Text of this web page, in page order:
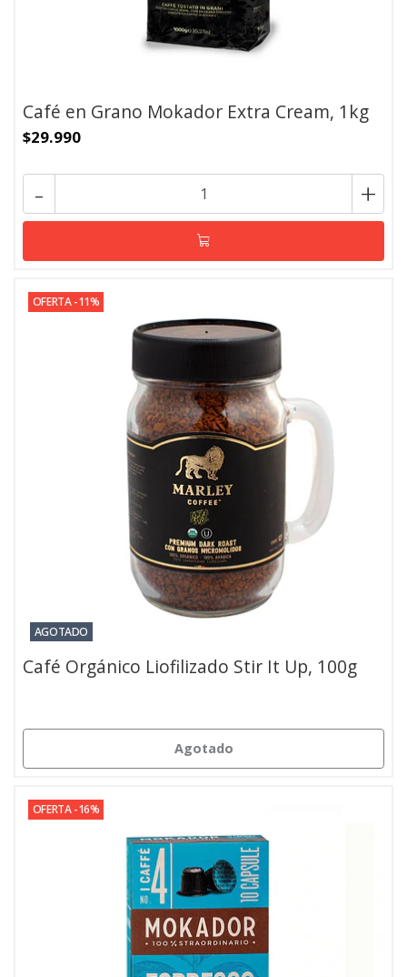
Café en Grano Mokador Extra Cream, 1kg
$29.990
- +
OFERTA -11%
AGOTADO
Café Orgánico Liofilizado Stir It Up, 100g
Agotado
OFERTA -16%